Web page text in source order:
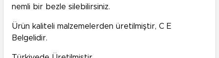
nemli bir bezle silebilirsiniz.
Ürün kaliteli malzemelerden üretilmiştir, C E
Belgelidir.